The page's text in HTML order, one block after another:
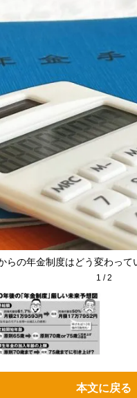
らの年金制度はどう変わって
1 /2
本文に戻る